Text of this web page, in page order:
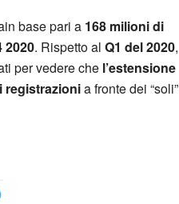
base pari a 168 milioni di
2020. Rispetto al Q1 del 2020,
per vedere che l’estensione
registrazionia fronte dei “soli”